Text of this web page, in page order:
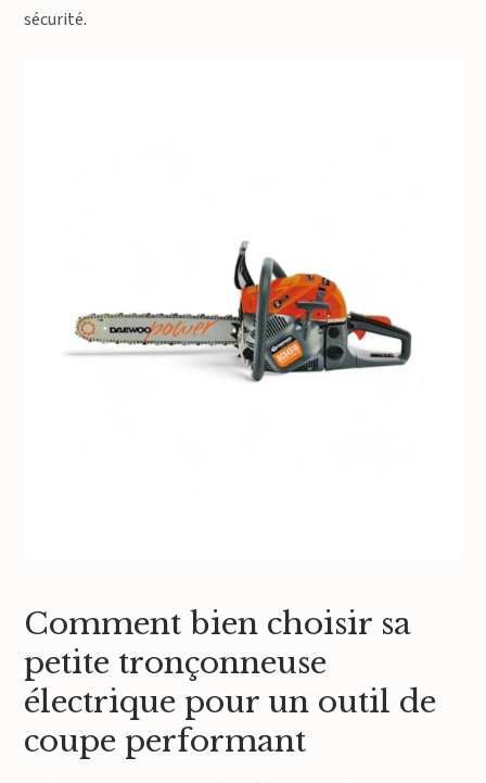
sécurité.
Comment bien choisir sa
petite tronçonneuse
électrique pour un outil de
coupe performant